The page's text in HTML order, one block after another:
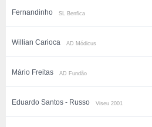
Fernandinho SL Benfica
Willian Carioca AD Módicus
Mário Freitas AD Fundão
Eduardo Santos - Russo Viseu 2001